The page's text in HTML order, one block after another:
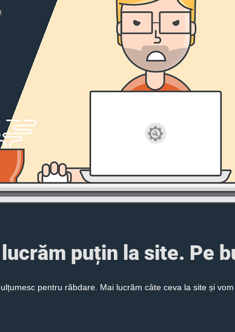
puțin la site. Pe
pentru răbdare. Mai lucrăm câte ceva la site și